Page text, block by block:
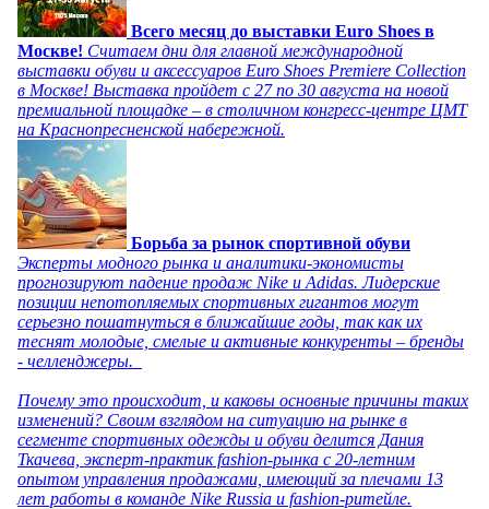
Всего месяц до выставки Euro Shoes в
Москве! Считаем дни для главной международной
выставки обуви и аксессуаров Euro Shoes Premiere Collection
в Москве! Выставка пройдет с 27 по 30 августа на новой
премиальной площадке – в столичном конгресс-центре ЦМТ
на Краснопресненской набережной.
Борьба за рынок спортивной обуви
Эксперты модного рынка и аналитики-экономисты
прогнозируют падение продаж Nike и Adidas. Лидерские
позиции непотопляемых спортивных гигантов могут
серьезно пошатнуться в ближайшие годы, так как их
теснят молодые, смелые и активные конкуренты – бренды
- челленджеры.
Почему это происходит, и каковы основные причины таких
изменений? Своим взглядом на ситуацию на рынке в
сегменте спортивных одежды и обуви делится Дания
Ткачева, эксперт-практик fashion-рынка с 20-летним
опытом управления продажами, имеющий за плечами 13
лет работы в команде Nike Russia и fashion-ритейле.